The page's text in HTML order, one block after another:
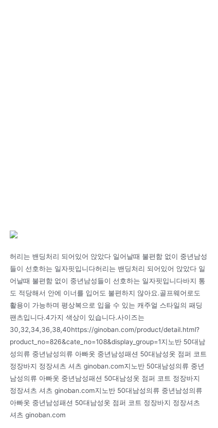
허리는 밴딩처리 되어있어 앉았다 일어날때 불편함 없이 중년남성
들이 선호하는 일자핏입니다허리는 밴딩처리 되어있어 앉았다 일
어날때 불편함 없이 중년남성들이 선호하는 일자핏입니다바지 통
도 적당해서 안에 이너를 입어도 불편하지 않아요.골프웨어로도
활용이 가능하며 평상복으로 입을 수 있는 캐주얼 스타일의 패딩
팬츠입니다.4가지 색상이 있습니다.사이즈는
30,32,34,36,38,40https://ginoban.com/product/detail.html?
product_no=826&cate_no=108&display_group=1지노반 50대남
성의류 중년남성의류 아빠옷 중년남성패션 50대남성옷 점퍼 코트
정장바지 정장셔츠 셔츠 ginoban.com지노반 50대남성의류 중년
남성의류 아빠옷 중년남성패션 50대남성옷 점퍼 코트 정장바지
정장셔츠 셔츠 ginoban.com지노반 50대남성의류 중년남성의류
아빠옷 중년남성패션 50대남성옷 점퍼 코트 정장바지 정장셔츠
셔츠 ginoban.com